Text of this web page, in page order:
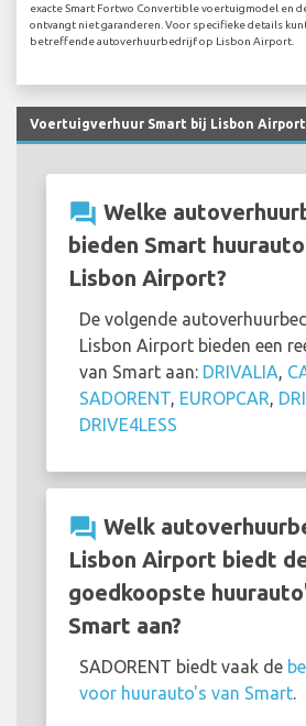
exacte Smart Fortwo Convertible voertuigmodel en
ontvangt niet garanderen. Voor specifieke details
betreffende autoverhuurbedrijf op Lisbon Airport.
Voertuigverhuur Smart bij Lisbon
question_answer Welke
bieden Smart
Lisbon Airport?
De volgende
Lisbon Airport bieden een
van Smart aan: DRIVALIA,
SADORENT, EUROPCAR,
DRIVE4LESS
question_answer Welk
Lisbon Airport biedt
goedkoopste
Smart aan?
SADORENT biedt vaak de
voor huurauto's van Smart.